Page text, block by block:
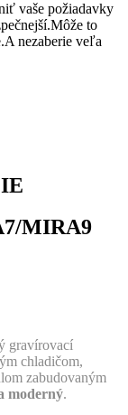
vaše požiadavky
to
nezaberie veľa
MIRA9
gravírovací
chladičom,
zabudovaným
moderný.